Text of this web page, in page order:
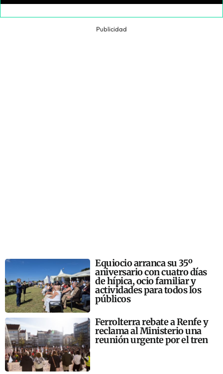
Publicidad
Equiocio arranca su 35º
aniversario con cuatro días
de hípica, ocio familiar y
actividades para todos los
públicos
Ferrolterra rebate a Renfe y
reclama al Ministerio una
reunión urgente por el tren